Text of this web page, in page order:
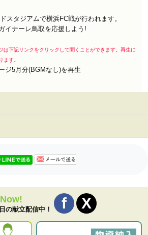
スタジアムで横浜FC戦が行われます。
イナーレ鳥取を応援しよう!
下記リンクをクリックして聞くことができます。再生に
ます。
ジ5月分(BGMなし)を再生
の献立配信中！